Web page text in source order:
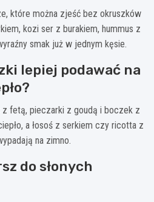
które można zjeść bez okruszków
kozi ser z burakiem, hummus z
smak już w jednym kęsie.
lepiej podawać na
z fetą, pieczarki z goudą i boczek z
a łosoś z serkiem czy ricotta z
na zimno.
do słonych